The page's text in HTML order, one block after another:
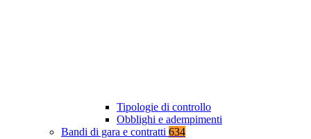
Tipologie di controllo
Obblighi e adempimenti
Bandi di gara e contratti 634